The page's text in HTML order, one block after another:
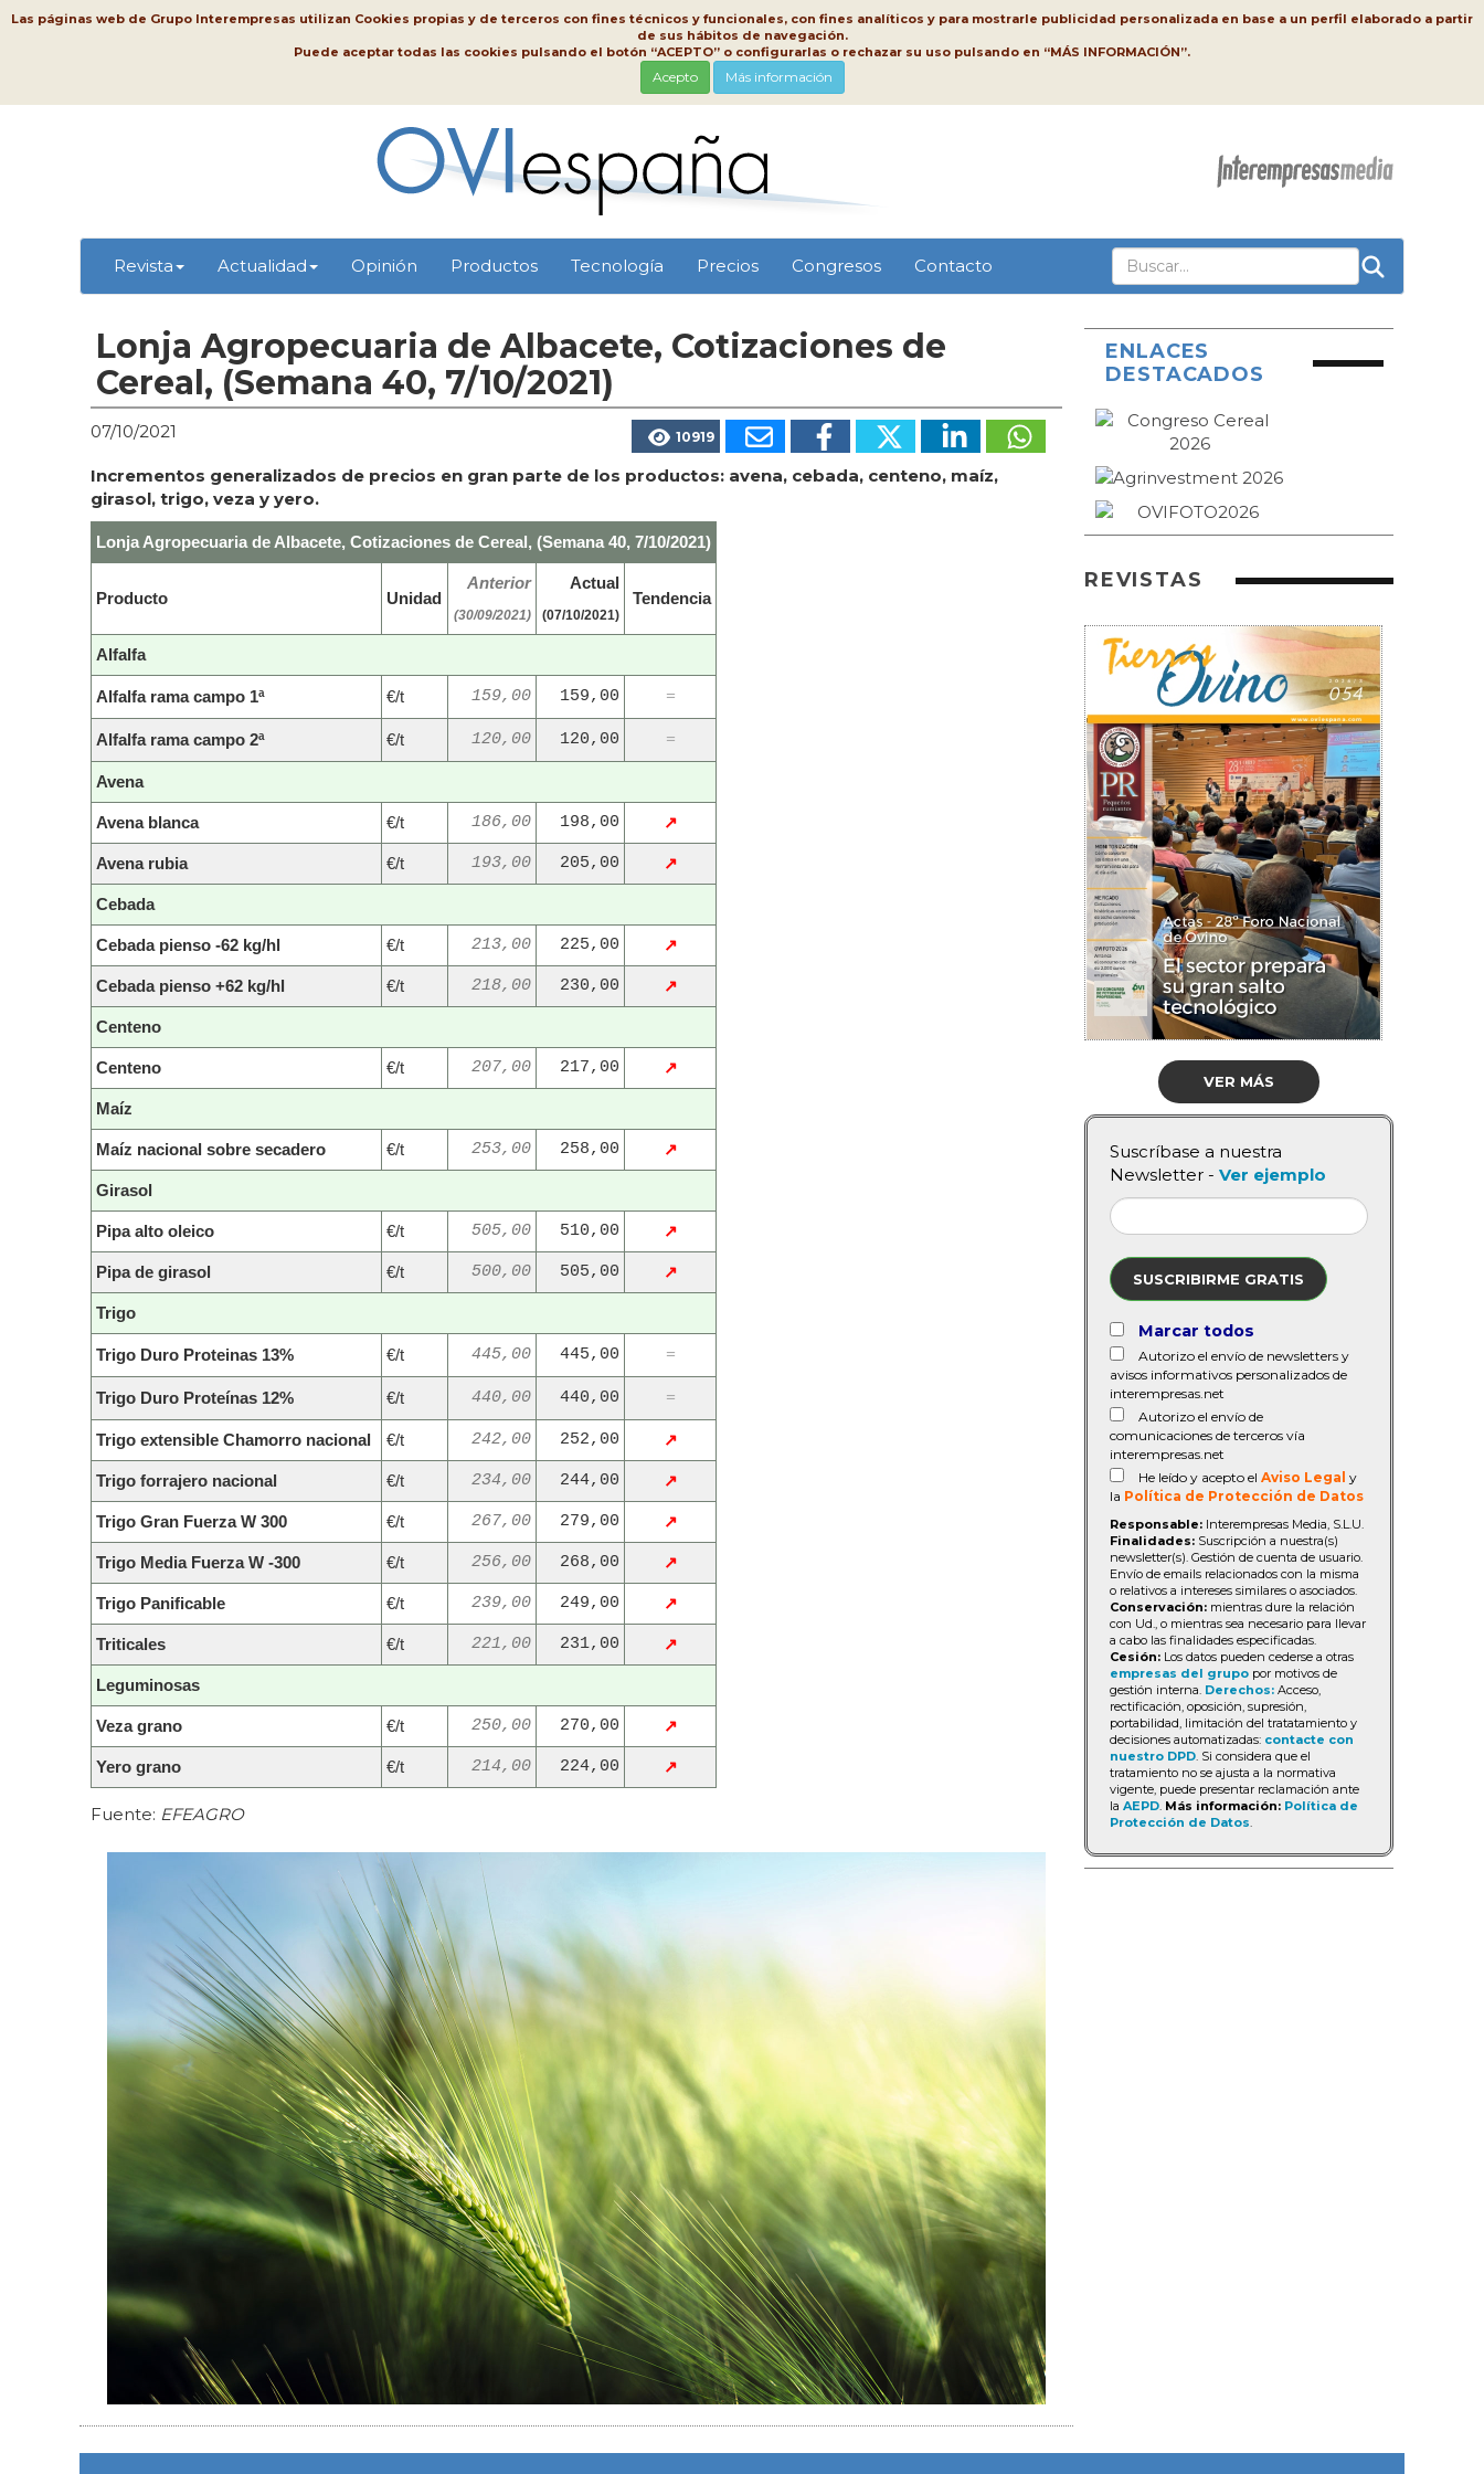
Las páginas web de Grupo Interempresas utilizan Cookies propias y de terceros con fines técnicos y funcionales, con fines analíticos y para mostrarle publicidad personalizada en base a un perfil elaborado a partir
de sus hábitos de navegación.
Puede aceptar todas las cookies pulsando el botón “ACEPTO” o configurarlas o rechazar su uso pulsando en “MÁS INFORMACIÓN”.
Acepto Más información
Revista Actualidad Opinión Productos Tecnología Precios Congresos Contacto
Lonja Agropecuaria de Albacete, Cotizaciones de
Cereal, (Semana 40, 7/10/2021)
07/10/2021 10919
Incrementos generalizados de precios en gran parte de los productos: avena, cebada, centeno, maíz,
girasol, trigo, veza y yero.
Lonja Agropecuaria de Albacete, Cotizaciones de Cereal, (Semana 40, 7/10/2021)
Producto Unidad
Anterior
(30/09/2021)
Actual
(07/10/2021)
Tendencia
Alfalfa
Alfalfa rama campo 1ª €/t 159,00 159,00 =
Alfalfa rama campo 2ª €/t 120,00 120,00 =
Avena
Avena blanca €/t 186,00 198,00 ↗
Avena rubia €/t 193,00 205,00 ↗
Cebada
Cebada pienso -62 kg/hl €/t 213,00 225,00 ↗
Cebada pienso +62 kg/hl €/t 218,00 230,00 ↗
Centeno
Centeno €/t 207,00 217,00 ↗
Maíz
Maíz nacional sobre secadero €/t 253,00 258,00 ↗
Girasol
Pipa alto oleico €/t 505,00 510,00 ↗
Pipa de girasol €/t 500,00 505,00 ↗
Trigo
Trigo Duro Proteinas 13% €/t 445,00 445,00 =
Trigo Duro Proteínas 12% €/t 440,00 440,00 =
Trigo extensible Chamorro nacional €/t 242,00 252,00 ↗
Trigo forrajero nacional €/t 234,00 244,00 ↗
Trigo Gran Fuerza W 300 €/t 267,00 279,00 ↗
Trigo Media Fuerza W -300 €/t 256,00 268,00 ↗
Trigo Panificable €/t 239,00 249,00 ↗
Triticales €/t 221,00 231,00 ↗
Leguminosas
Veza grano €/t 250,00 270,00 ↗
Yero grano €/t 214,00 224,00 ↗
Fuente: EFEAGRO
ENLACES
DESTACADOS
REVISTAS
VER MÁS
Suscríbase a nuestra
Newsletter - Ver ejemplo
SUSCRIBIRME GRATIS
Marcar todos
Autorizo el envío de newsletters y
avisos informativos personalizados de
interempresas.net
Autorizo el envío de
comunicaciones de terceros vía
interempresas.net
He leído y acepto el Aviso Legal y
la Política de Protección de Datos
Responsable: Interempresas Media, S.L.U.
Finalidades: Suscripción a nuestra(s)
newsletter(s). Gestión de cuenta de usuario.
Envío de emails relacionados con la misma
o relativos a intereses similares o asociados.
Conservación: mientras dure la relación
con Ud., o mientras sea necesario para llevar
a cabo las finalidades especificadas.
Cesión: Los datos pueden cederse a otras
empresas del grupo por motivos de
gestión interna. Derechos: Acceso,
rectificación, oposición, supresión,
portabilidad, limitación del tratatamiento y
decisiones automatizadas: contacte con
nuestro DPD. Si considera que el
tratamiento no se ajusta a la normativa
vigente, puede presentar reclamación ante
la AEPD. Más información: Política de
Protección de Datos.